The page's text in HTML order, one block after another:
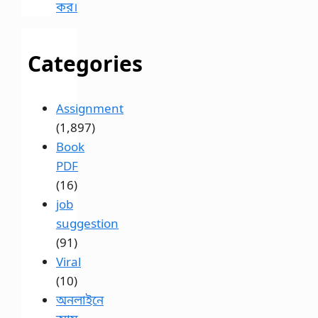
কর।
Categories
Assignment
(1,897)
Book
PDF
(16)
job
suggestion
(91)
Viral
(10)
অনলাইনে